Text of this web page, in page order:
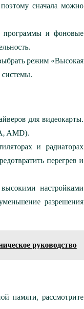
сначала можно
программы и фоновые
режим «Высокая
системы.
для видеокарты.
AMD).
и радиаторах
перегрев и
настройками
разрешения
руководство
памяти, рассмотрите